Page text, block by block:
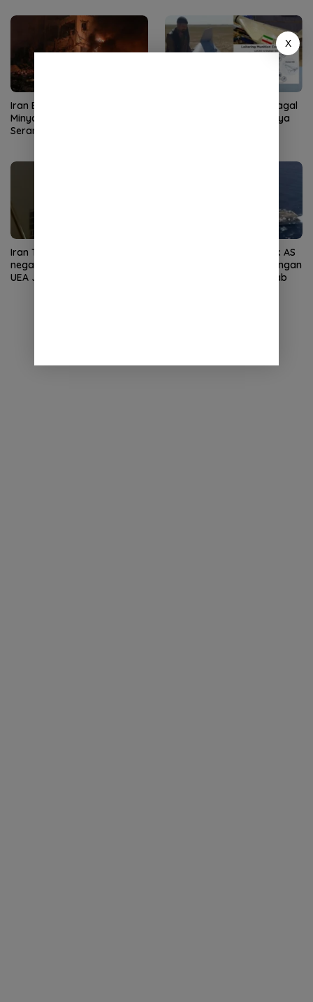
Iran Bombardir Kilang
Minyak Haifa, Balasan atas
Serangan Israel dan AS
Drone Diduga Milik AS Gagal
Meledak di Irak, Desainnya
Iran Terus Gempur Negara-
negara Teluk, Kuwait hingga
UEA Jadi Sasaran Rudal dan
Iran Hantam Kapal Induk AS
USS Abraham Lincoln dengan
Rudal Balistik di Laut Arab
X